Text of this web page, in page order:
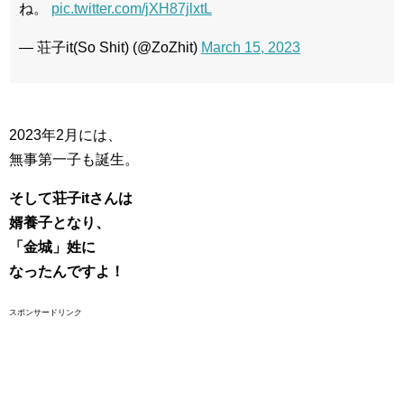
ね。 pic.twitter.com/jXH87jlxtL
— 荘子it(So Shit) (@ZoZhit) March 15, 2023
2023年2月には、
無事第一子も誕生。
そして荘子itさんは
婿養子となり、
「金城」姓に
なったんですよ！
スポンサードリンク